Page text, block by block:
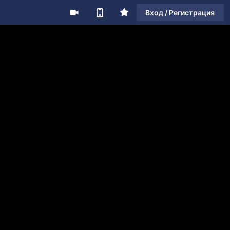
Вход / Регистрация